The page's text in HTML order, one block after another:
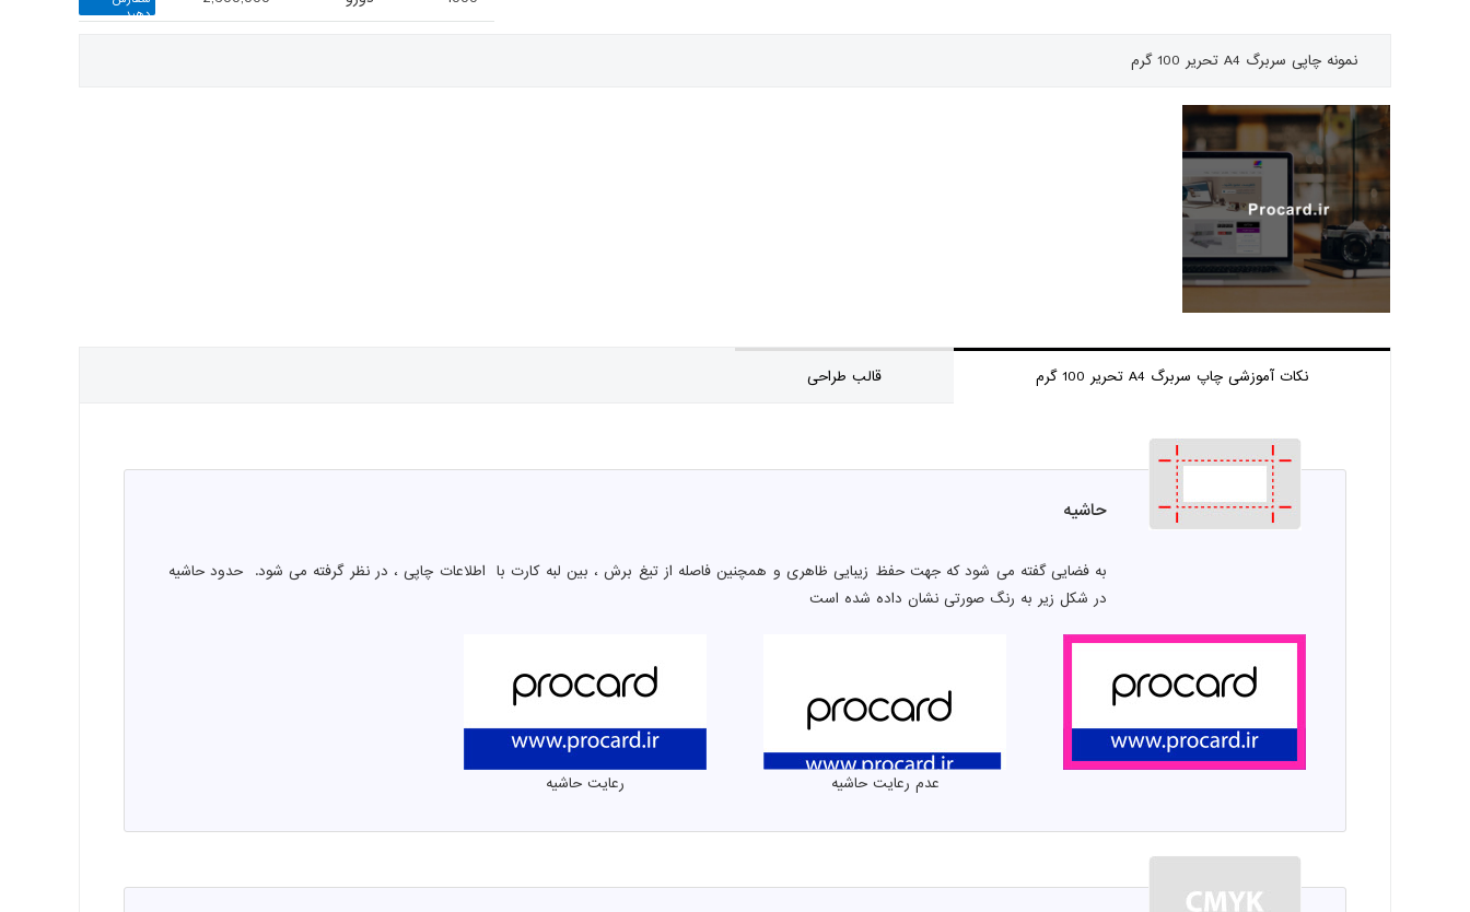
دهید
نمونه چاپی سربرگ A4 تحریر 100 گرم
نکات آموزشی چاپ سربرگ A4 تحریر 100 گرم قالب طراحی
حاشیه
به فضایی گفته می شود که جهت حفظ زیبایی ظاهری و همچنین فاصله از تیغ برش ، بین لبه کارت با اطلاعات چاپی ، در نظر گرفته می شود. حدود حاشیه
در شکل زیر به رنگ صورتی نشان داده شده است
عدم رعایت حاشیه رعایت حاشیه